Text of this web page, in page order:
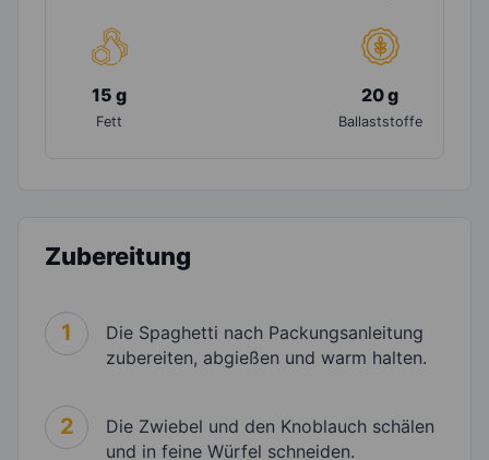
15 g
Fett
20 g
Ballaststoffe
Zubereitung
1
Die Spaghetti nach Packungsanleitung
zubereiten, abgießen und warm halten.
2
Die Zwiebel und den Knoblauch schälen
und in feine Würfel schneiden.